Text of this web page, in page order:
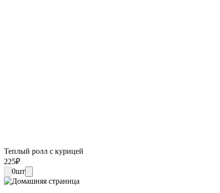
Теплый ролл с курицей
225₽
0шт